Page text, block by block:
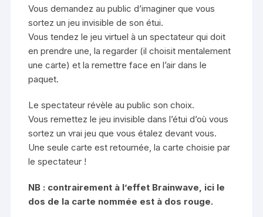
Vous demandez au public d’imaginer que vous
sortez un jeu invisible de son étui.
Vous tendez le jeu virtuel à un spectateur qui doit
en prendre une, la regarder (il choisit mentalement
une carte) et la remettre face en l’air dans le
paquet.
Le spectateur révèle au public son choix.
Vous remettez le jeu invisible dans l’étui d’où vous
sortez un vrai jeu que vous étalez devant vous.
Une seule carte est retournée, la carte choisie par
le spectateur !
NB : contrairement à l’effet Brainwave, ici le
dos de la carte nommée est à dos rouge.